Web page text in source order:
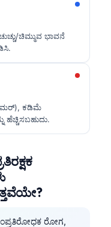
ಚಿಮ್ಮುವ ಭಾವನೆ
ಕಡಿಮೆ
ಹೆಚ್ಚಿಸಬಹುದು.
ರೋಗ,